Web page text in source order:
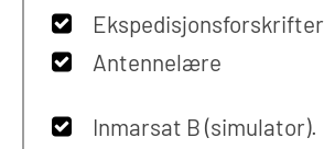
Ekspedisjonsforskrifter
Antennelære
Inmarsat B (simulator).